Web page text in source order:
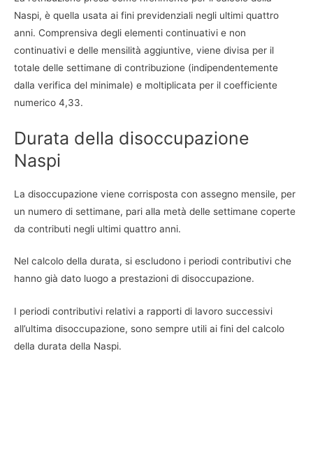
Naspi, è quella usata ai fini previdenziali negli ultimi quattro
anni. Comprensiva degli elementi continuativi e non
continuativi e delle mensilità aggiuntive, viene divisa per il
totale delle settimane di contribuzione (indipendentemente
dalla verifica del minimale) e moltiplicata per il coefficiente
numerico 4,33.
Durata della disoccupazione
Naspi
La disoccupazione viene corrisposta con assegno mensile, per
un numero di settimane, pari alla metà delle settimane coperte
da contributi negli ultimi quattro anni.
Nel calcolo della durata, si escludono i periodi contributivi che
hanno già dato luogo a prestazioni di disoccupazione.
I periodi contributivi relativi a rapporti di lavoro successivi
all’ultima disoccupazione, sono sempre utili ai fini del calcolo
della durata della Naspi.